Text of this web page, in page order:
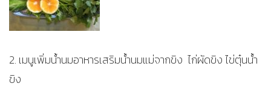
2. เมนูเพิ่มน้ำนมอาหารเสริมน้ำนมแม่จากขิง ไก่ผัดขิง ไข่ตุ๋นน้ำ
ขิง